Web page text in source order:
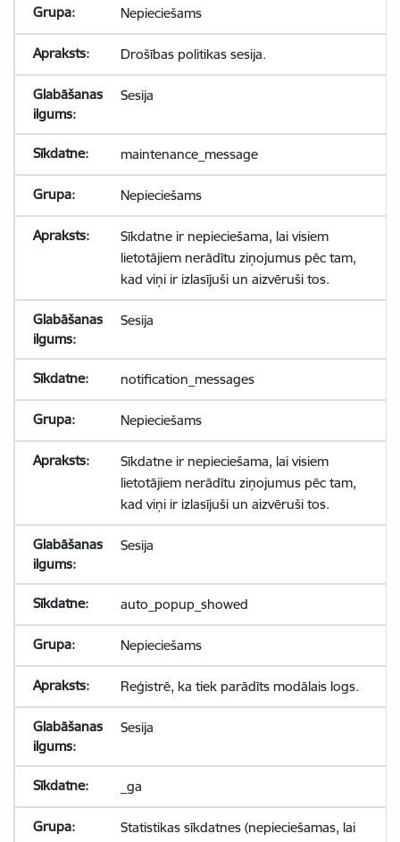
Nepieciešams
Drošības politikas sesija.
Sesija
maintenance_message
Nepieciešams
Sīkdatne ir nepieciešama, lai visiem
lietotājiem nerādītu ziņojumus pēc tam,
kad viņi ir izlasījuši un aizvēruši tos.
Sesija
notification_messages
Nepieciešams
Sīkdatne ir nepieciešama, lai visiem
lietotājiem nerādītu ziņojumus pēc tam,
kad viņi ir izlasījuši un aizvēruši tos.
Sesija
auto_popup_showed
Nepieciešams
Reģistrē, ka tiek parādīts modālais logs.
Sesija
_ga
Statistikas sīkdatnes (nepieciešamas, lai